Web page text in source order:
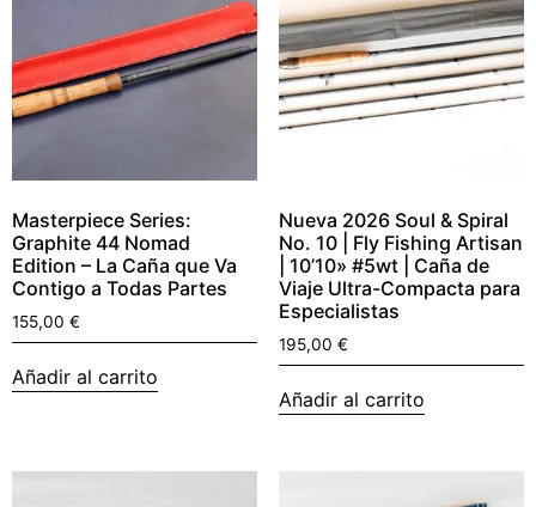
Masterpiece Series:
Graphite 44 Nomad
Edition – La Caña que Va
Contigo a Todas Partes
155,00 €
Añadir al carrito
Nueva 2026 Soul & Spiral
No. 10 | Fly Fishing Artisan
| 10’10» #5wt | Caña de
Viaje Ultra-Compacta para
Especialistas
195,00 €
Añadir al carrito